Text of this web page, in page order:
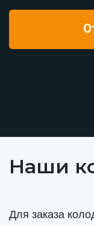
Наши
Для заказа